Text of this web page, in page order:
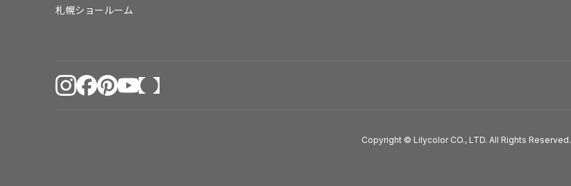
札幌ショールーム
Copyright © Lilycolor CO., LTD. All Rights Reserved.